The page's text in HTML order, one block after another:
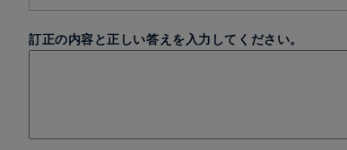
訂正の内容と正しい答えを入力してください。